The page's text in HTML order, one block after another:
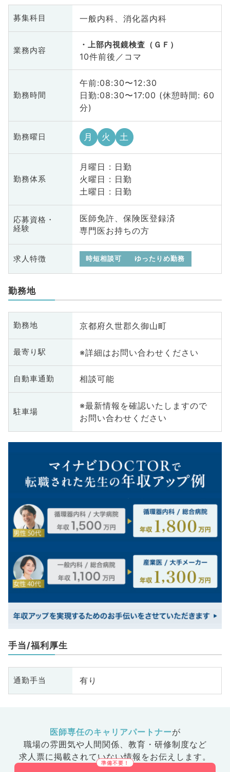
募集科目 一般内科、消化器内科
業務内容
上部内視鏡検査（ＧＦ）
10件前後／コマ
勤務時間
午前:08:30〜12:30
日勤:08:30〜17:00 (休憩時間: 60
分)
勤務曜日 月 火 土
勤務体系
月曜日 : 日勤
火曜日 : 日勤
土曜日 : 日勤
応募資格・
経験
医師免許、保険医登録済
専門医お持ちの方
求人特徴 時短相談可 ゆったりめ勤務
勤務地
勤務地 京都府久世郡久御山町
最寄り駅 ※詳細はお問い合わせください
自動車通勤 相談可能
駐車場
※最新情報を確認いたしますので
お問い合わせください
手当/福利厚生
通勤手当 有り
医師専任のキャリアパートナーが
職場の雰囲気や人間関係、 教育・研修制度など
求人票に掲載されていない情報をお伝えします。